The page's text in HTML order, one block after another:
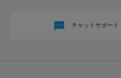
チャットサポート